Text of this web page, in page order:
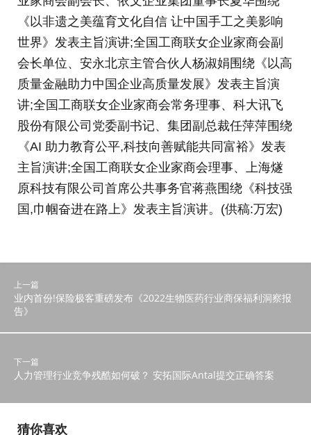
《以非遗之美蕴育文化自信 让中国手工之美影响
世界》发表主旨演讲;全国工商联女企业家商会副
会长单位、安永北京主管合伙人杨淑娟围绕《以高
质量金融助力中国企业高质量发展》发表主旨演
讲;全国工商联女企业家商会常务理事、科大讯飞
股份有限公司党委副书记、集团副总裁任萍萍围绕
《AI 助力教育公平,科技向善赋能共同富裕》发表
主旨演讲;全国工商联女企业家商会理事、上海燧
原科技有限公司首席公共事务官蒋燕围绕《科技强
国,巾帼奋进在路上》发表主旨演讲。(供稿:万宏)
上一篇
业内首份!保险极客重磅发布《2022生物医药行业商保福利洞察报
告》
下一篇
人力管理行业竞争残酷如何破？ 安拓国际Antal提交正确答案
猜你喜欢